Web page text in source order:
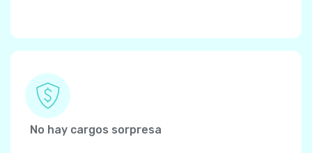
No hay cargos sorpresa